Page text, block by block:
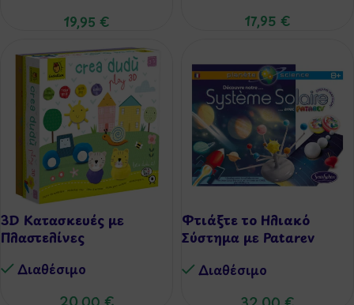
19,95 €
17,95 €
3D Κατασκευές με
Πλαστελίνες
Διαθέσιμo
20,00 €
Φτιάξτε το Ηλιακό
Σύστημα με Patarev
Διαθέσιμo